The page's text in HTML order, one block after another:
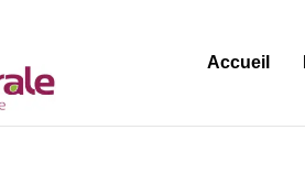
Accueil